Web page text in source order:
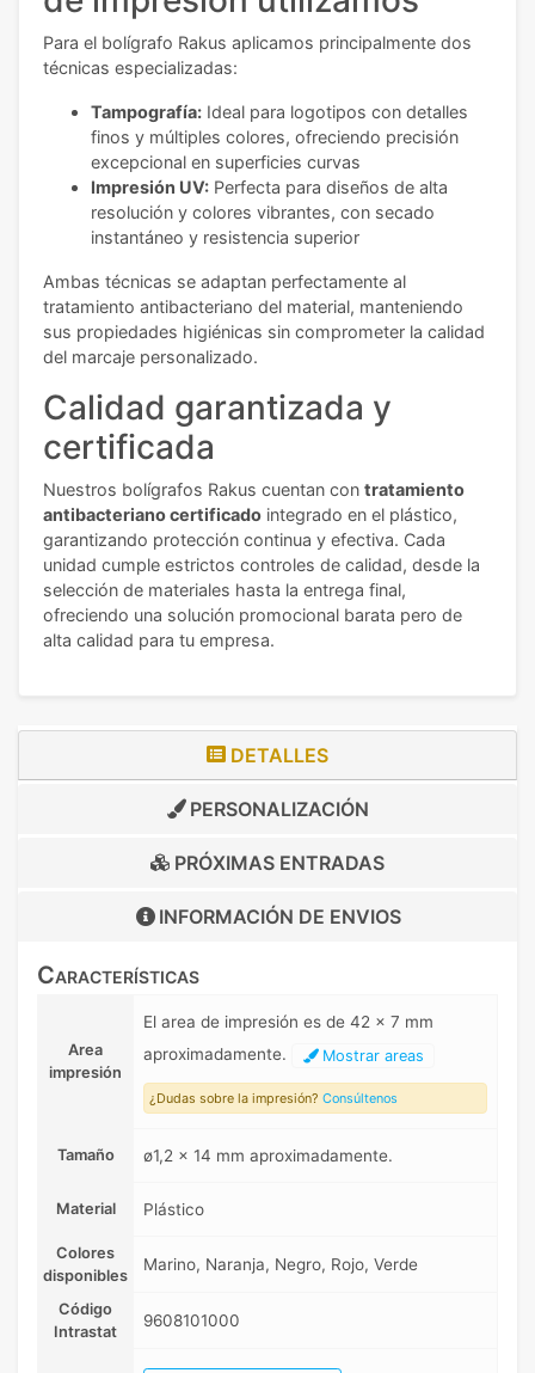
Para el bolígrafo Rakus aplicamos principalmente dos
técnicas especializadas:
Tampografía: Ideal para logotipos con detalles
finos y múltiples colores, ofreciendo precisión
excepcional en superficies curvas
Impresión UV: Perfecta para diseños de alta
resolución y colores vibrantes, con secado
instantáneo y resistencia superior
Ambas técnicas se adaptan perfectamente al
tratamiento antibacteriano del material, manteniendo
sus propiedades higiénicas sin comprometer la calidad
del marcaje personalizado.
Calidad garantizada y
certificada
Nuestros bolígrafos Rakus cuentan con tratamiento
antibacteriano certificado integrado en el plástico,
garantizando protección continua y efectiva. Cada
unidad cumple estrictos controles de calidad, desde la
selección de materiales hasta la entrega final,
ofreciendo una solución promocional barata pero de
alta calidad para tu empresa.
DETALLES
PERSONALIZACIÓN
PRÓXIMAS ENTRADAS
INFORMACIÓN DE ENVIOS
Características
Area
impresión
El area de impresión es de 42 x 7 mm
aproximadamente.
Mostrar areas
¿Dudas sobre la impresión? Consúltenos
Tamaño ø1,2 x 14 mm aproximadamente.
Material Plástico
Colores
disponibles
Marino, Naranja, Negro, Rojo, Verde
Código
Intrastat
9608101000